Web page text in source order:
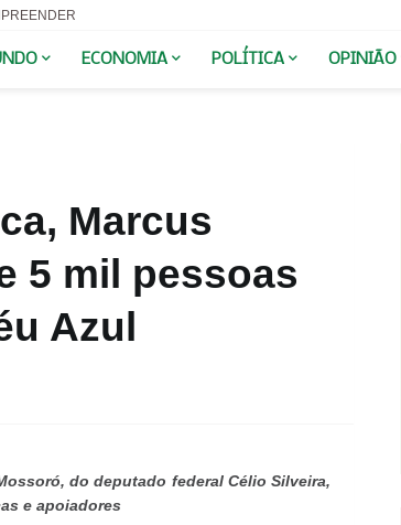
ECONOMIA POLÍTICA OPINIÃO
Marcus
5 mil pessoas
Azul
do deputado federal Célio Silveira,
e apoiadores